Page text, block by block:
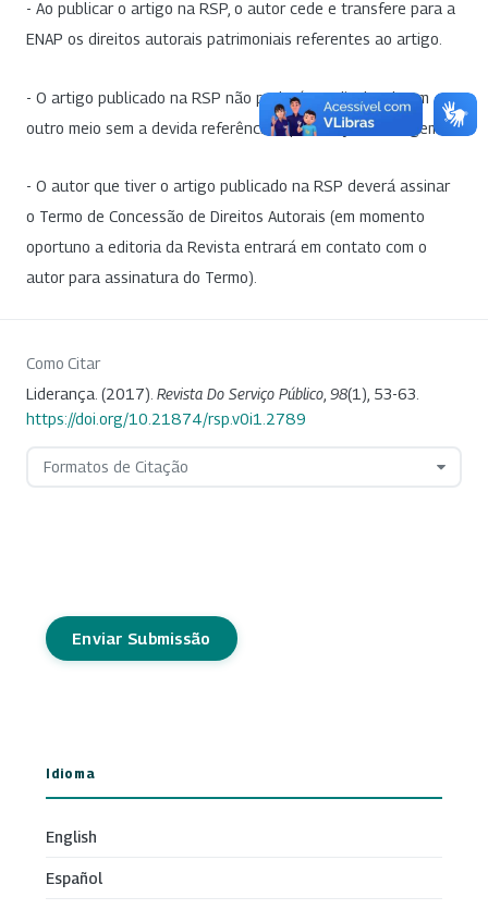
- Ao publicar o artigo na RSP, o autor cede e transfere para a
ENAP os direitos autorais patrimoniais referentes ao artigo.
- O artigo publicado na RSP não poderá ser divulgado em
outro meio sem a devida referência à publicação de origem.
- O autor que tiver o artigo publicado na RSP deverá assinar
o Termo de Concessão de Direitos Autorais (em momento
oportuno a editoria da Revista entrará em contato com o
autor para assinatura do Termo).
Como Citar
Liderança. (2017). Revista Do Serviço Público 98(1), 53-63.
https://doi.org/10.21874/rsp.v0i1.2789
Formatos de Citação
Enviar Submissão
Idioma
English
Español